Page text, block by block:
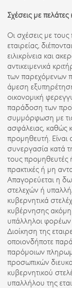
Σχέσεις με
Οι σχέσεις με τους
εταιρείας,
ειλικρίνεια και
αντικειμενικά
των παρεχόμενων
άμεση
οικονομική
παράδοση των
συμμόρφωση με
ασφάλειας, καθώς
προμηθευτή. Είναι
συνεργασία κατά
τους προμηθευτές
πρακτικές ή μη
Απαγορεύεται η
στελεχών ή
κυβερνητικά
κυβέρνησης ακόμη
υπάλληλοι φορέων
Διοίκηση της
οποιονδήποτε
παρόμοιων
προσωπικών
κυβερνητικού
υπαλλήλου της